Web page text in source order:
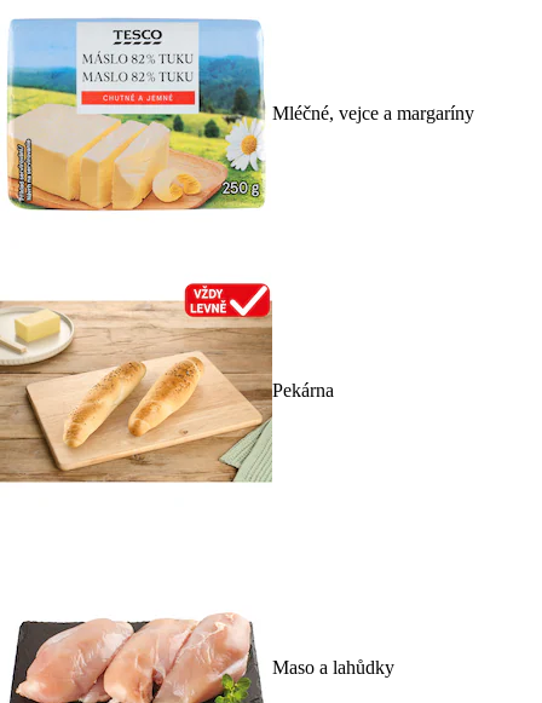
Mléčné, vejce a margaríny
Pekárna
Maso a lahůdky